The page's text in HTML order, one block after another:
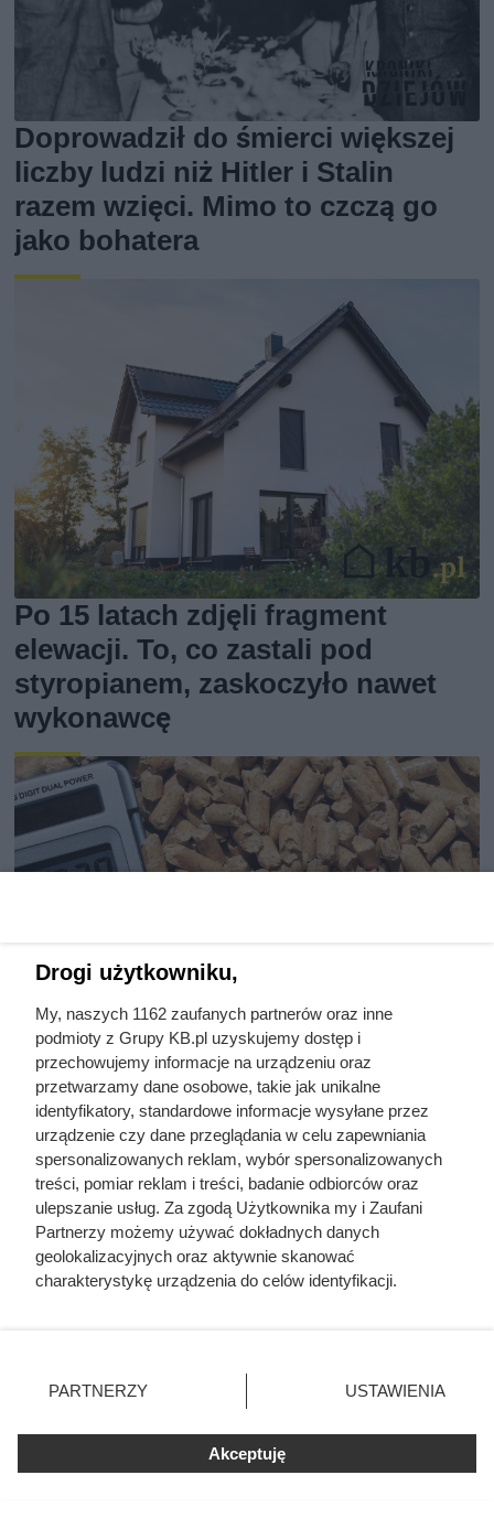
Doprowadził do śmierci większej
liczby ludzi niż Hitler i Stalin
razem wzięci. Mimo to czczą go
jako bohatera
Po 15 latach zdjęli fragment
elewacji. To, co zastali pod
styropianem, zaskoczyło nawet
wykonawcę
Na ile naprawdę wystarcza tona
pelletu? Prosty przelicznik dla
domu 140 m²
Drogi użytkowniku,
My, naszych 1162 zaufanych partnerów oraz inne
podmioty z Grupy KB.pl uzyskujemy dostęp i
przechowujemy informacje na urządzeniu oraz
przetwarzamy dane osobowe, takie jak unikalne
identyfikatory, standardowe informacje wysyłane przez
urządzenie czy dane przeglądania w celu zapewniania
spersonalizowanych reklam, wybór spersonalizowanych
treści, pomiar reklam i treści, badanie odbiorców oraz
ulepszanie usług. Za zgodą Użytkownika my i Zaufani
Partnerzy możemy używać dokładnych danych
geolokalizacyjnych oraz aktywnie skanować
charakterystykę urządzenia do celów identyfikacji.
zmienić/wycofać klikając przycisk ustawień prywatności
znajdujący się w lewym dolnym rogu strony. Niektóre
użytkownika, ale masz prawo sprzeciwić się takiemu
przetwarzaniu. Preferencje będą miały zastosowania tylko
PARTNERZY USTAWIENIA
Akceptuję